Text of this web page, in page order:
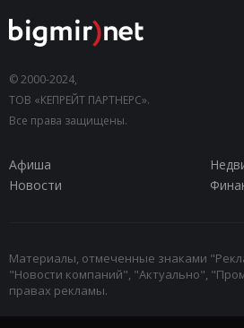
© 2000-2024,
ТОВ «КЕПРЕЙТ ПАРТНЕРС».
Все права защищены.
Афиша
Новости
Материалы, отмеченные знаками
"Новости компаний", "Актуально",
правах рекламы.